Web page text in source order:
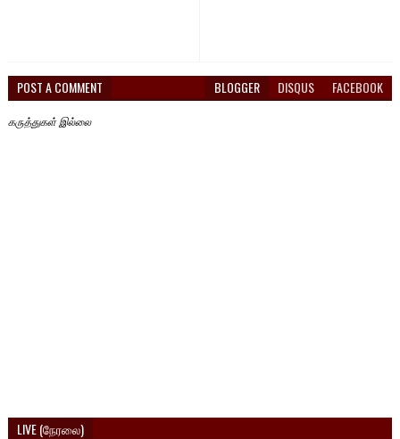
POST A COMMENT BLOGGER DISQUS FACEBOOK
கருத்துகள் இல்லை
LIVE (நேரலை)